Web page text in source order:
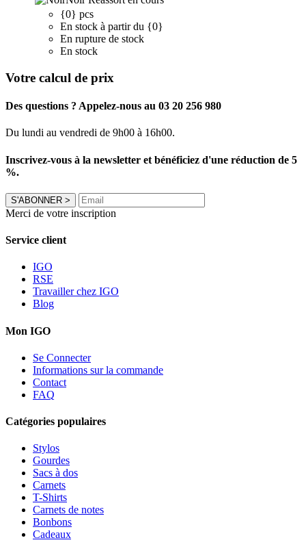
{0} pcs
En stock à partir du {0}
En rupture de stock
En stock
Votre calcul de prix
Des questions ? Appelez-nous au 03 20 256 980
Du lundi au vendredi de 9h00 à 16h00.
Inscrivez-vous à la newsletter et bénéficiez d'une réduction de 5
%.
S'ABONNER >
Merci de votre inscription
Service client
IGO
RSE
Travailler chez IGO
Blog
Mon IGO
Se Connecter
Informations sur la commande
Contact
FAQ
Catégories populaires
Stylos
Gourdes
Sacs à dos
Carnets
T-Shirts
Carnets de notes
Bonbons
Cadeaux